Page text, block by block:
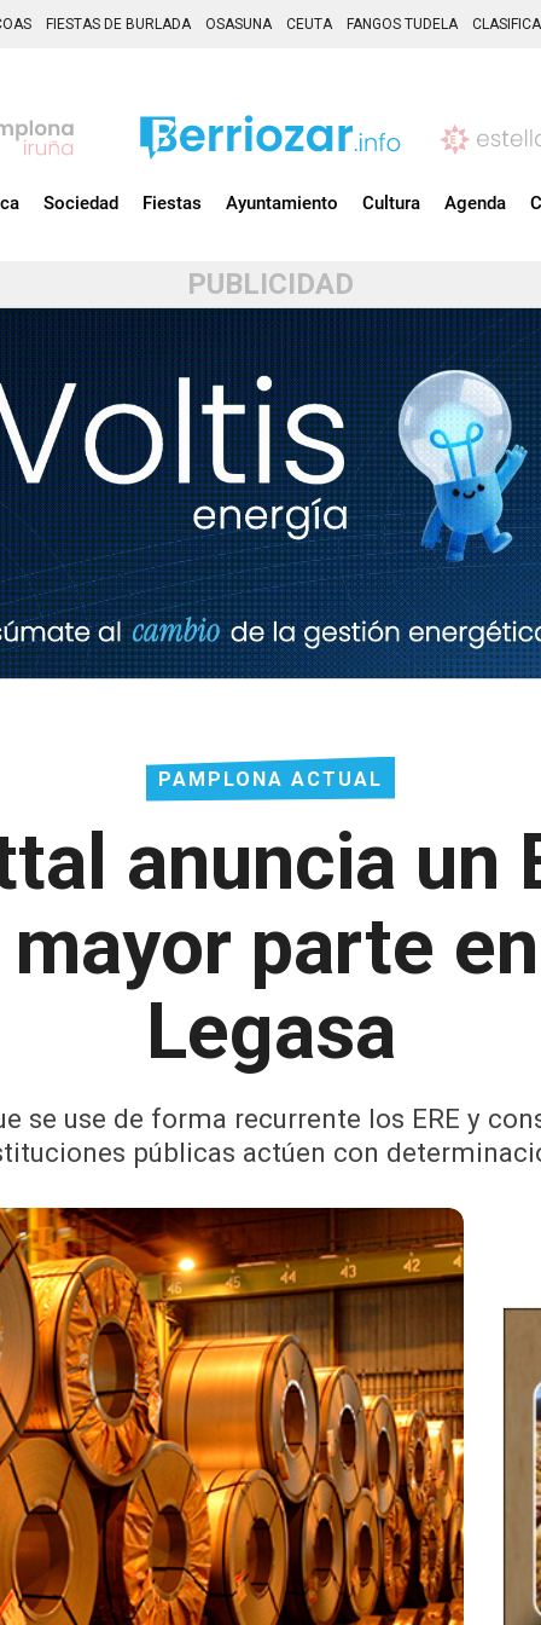
FIESTAS DE BURLADA OSASUNA CEUTA FANGOS TUDELA
Sociedad Fiestas Ayuntamiento Cultura Agenda
PUBLICIDAD
PAMPLONA ACTUAL
anuncia un
parte
Legasa
se use de forma recurrente los ERE y
públicas actúen con